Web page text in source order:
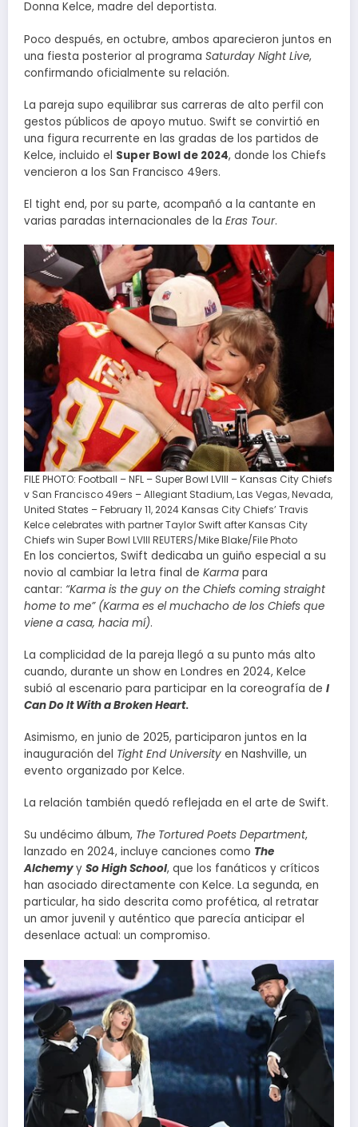
Donna Kelce, madre del deportista.
Poco después, en octubre, ambos aparecieron juntos en
una fiesta posterior al programa Saturday Night Live,
confirmando oficialmente su relación.
La pareja supo equilibrar sus carreras de alto perfil con
gestos públicos de apoyo mutuo. Swift se convirtió en
una figura recurrente en las gradas de los partidos de
Kelce, incluido el Super Bowl de 2024, donde los Chiefs
vencieron a los San Francisco 49ers.
El tight end, por su parte, acompañó a la cantante en
varias paradas internacionales de la Eras Tour.
FILE PHOTO: Football – NFL – Super Bowl LVIII – Kansas City Chiefs
v San Francisco 49ers – Allegiant Stadium, Las Vegas, Nevada,
United States – February 11, 2024 Kansas City Chiefs’ Travis
Kelce celebrates with partner Taylor Swift after Kansas City
Chiefs win Super Bowl LVIII REUTERS/Mike Blake/File Photo
En los conciertos, Swift dedicaba un guiño especial a su
novio al cambiar la letra final de Karma para
cantar: “Karma is the guy on the Chiefs coming straight
home to me” (Karma es el muchacho de los Chiefs que
viene a casa, hacia mí).
La complicidad de la pareja llegó a su punto más alto
cuando, durante un show en Londres en 2024, Kelce
subió al escenario para participar en la coreografía de I
Can Do It With a Broken Heart.
Asimismo, en junio de 2025, participaron juntos en la
inauguración del Tight End University en Nashville, un
evento organizado por Kelce.
La relación también quedó reflejada en el arte de Swift.
Su undécimo álbum, The Tortured Poets Department,
lanzado en 2024, incluye canciones como The
Alchemyy So High School, que los fanáticos y críticos
han asociado directamente con Kelce. La segunda, en
particular, ha sido descrita como profética, al retratar
un amor juvenil y auténtico que parecía anticipar el
desenlace actual: un compromiso.